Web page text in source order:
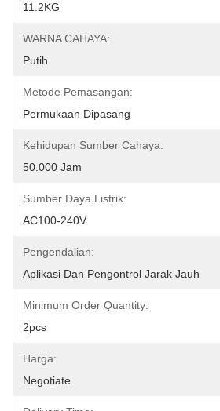
11.2KG
WARNA CAHAYA:
Putih
Metode Pemasangan:
Permukaan Dipasang
Kehidupan Sumber Cahaya:
50.000 Jam
Sumber Daya Listrik:
AC100-240V
Pengendalian:
Aplikasi Dan Pengontrol Jarak Jauh
Minimum Order Quantity:
2pcs
Harga:
Negotiate